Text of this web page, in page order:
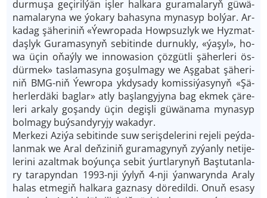
dur­mu­şa ge­çi­ril­ýän iş­ler hal­ka­ra gu­ra­ma­la­ryň gü­wä­
na­ma­la­ry­na we ýo­ka­ry ba­ha­sy­na my­na­syp bol­ýar. Ar­
kadag şä­he­ri­niň «Ýew­ro­pa­da Howpsuz­lyk we Hyz­mat­
daş­lyk Guramasy­nyň se­bi­tin­de dur­nuk­ly, «ýa­şyl», ho­
wa üçin oňaý­ly we in­no­wa­sion çöz­güt­li şä­her­le­ri ös­
dür­mek» tas­la­ma­sy­na go­şul­ma­gy we Aş­ga­bat şähe­ri­
niň BMG-niň Ýew­ro­pa yk­dy­sa­dy komis­si­ýa­sy­nyň «Şä­
her­ler­dä­ki bag­lar» at­ly baş­lan­gy­jy­na bag ek­mek çä­re­
le­ri ar­ka­ly go­şan­dy üçin de­giş­li gü­wä­na­ma my­na­syp
bol­ma­gy buý­san­dy­ry­jy wa­ka­dyr.
Mer­ke­zi Azi­ýa se­bi­tin­de suw se­rişde­le­ri­ni re­je­li peý­da­
lan­mak we Aral deň­zi­niň gu­ra­ma­gy­nyň zy­ýan­ly ne­ti­je­
leri­ni azalt­mak bo­ýun­ça se­bit ýurt­la­ry­nyň Baş­tu­tanla­
ry ta­ra­pyn­dan 1993-nji ýy­lyň 4-nji ýan­wa­ryn­da Ara­ly
ha­las et­me­giň hal­ka­ra gaz­na­sy dö­re­dil­di. Onuň esa­sy